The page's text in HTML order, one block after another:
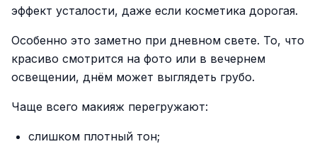
эффект усталости, даже если косметика дорогая.
Особенно это заметно при дневном свете. То, что
красиво смотрится на фото или в вечернем
освещении, днём может выглядеть грубо.
Чаще всего макияж перегружают:
слишком плотный тон;